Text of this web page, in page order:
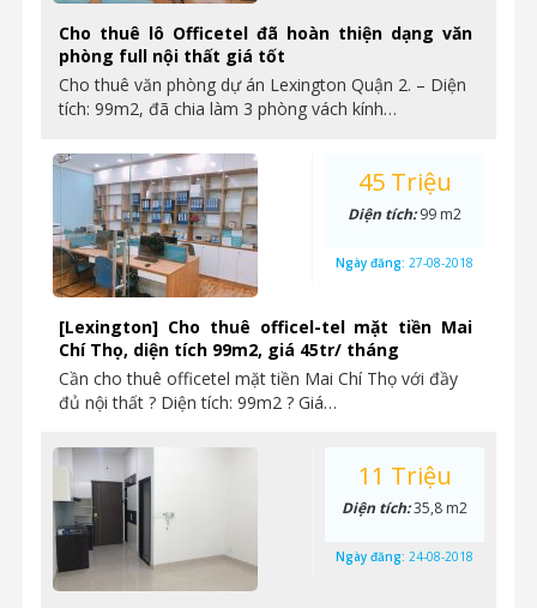
Cho thuê lô Officetel đã hoàn thiện dạng văn
phòng full nội thất giá tốt
Cho thuê văn phòng dự án Lexington Quận 2. – Diện
tích: 99m2, đã chia làm 3 phòng vách kính…
[Lexington] Cho thuê officel-tel mặt tiền Mai
Chí Thọ, diện tích 99m2, giá 45tr/ tháng
Cần cho thuê officetel mặt tiền Mai Chí Thọ với đầy
đủ nội thất ? Diện tích: 99m2 ? Giá…
45 Triệu
Diện tích:99 m2
Ngày đăng: 27-08-2018
11 Triệu
Diện tích:35,8 m2
Ngày đăng: 24-08-2018